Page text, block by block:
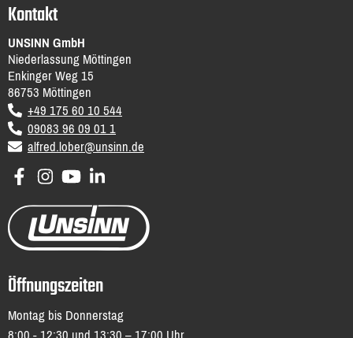
Kontakt
UNSINN GmbH
Niederlassung Möttingen
Enkinger Weg 15
86753Möttingen
DE +49 175 60 10 544
09083 96 09 01 1
email
alfred.lober@unsinn.de
Öffnungszeiten
Montag bis Donnerstag